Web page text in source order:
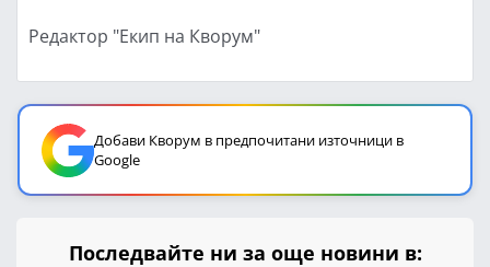
Редактор "Екип на Кворум"
Добави Кворум в предпочитани източници в
Google
Последвайте ни за още новини в: